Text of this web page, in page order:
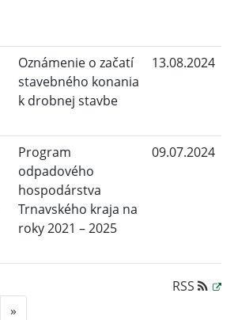
Oznámenie o začatí
stavebného konania
k drobnej stavbe
13.08.2024
Program
odpadového
hospodárstva
Trnavského kraja na
roky 2021 – 2025
09.07.2024
RSS
»